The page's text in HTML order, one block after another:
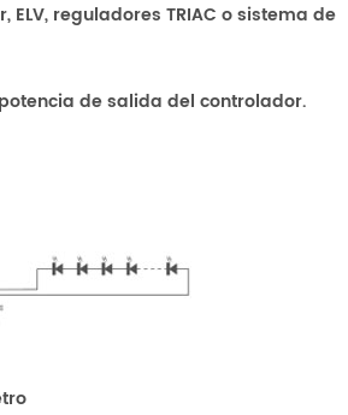
reguladores TRIAC o sistema de
de salida del controlador.